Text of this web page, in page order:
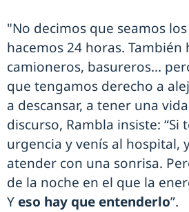
"No decimos que seamos
hacemos 24 horas. También
camioneros, basureros...
que tengamos derecho a
a descansar, a tener una
discurso, Rambla insiste: “Si
urgencia y venís al hospital,
atender con una sonrisa.
de la noche en el que la
Y eso hay que entenderlo”.